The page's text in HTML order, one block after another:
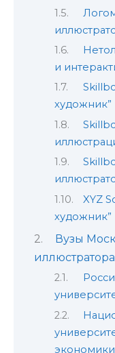
и
художник”
XYZ
художник”
Вузы
иллюстратора